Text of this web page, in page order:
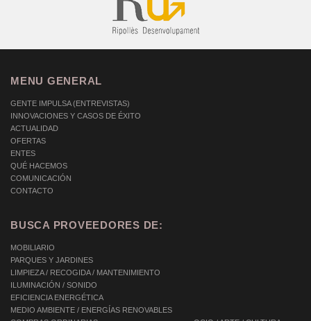
MENU GENERAL
GENTE IMPULSA (ENTREVISTAS)
INNOVACIONES Y CASOS DE ÉXITO
ACTUALIDAD
OFERTAS
ENTES
QUÉ HACEMOS
COMUNICACIÓN
CONTACTO
BUSCA PROVEEDORES DE:
MOBILIARIO
PARQUES Y JARDINES
LIMPIEZA / RECOGIDA / MANTENIMIENTO
ILUMINACIÓN / SONIDO
EFICIENCIA ENERGÉTICA
MEDIO AMBIENTE / ENERGÍAS RENOVABLES